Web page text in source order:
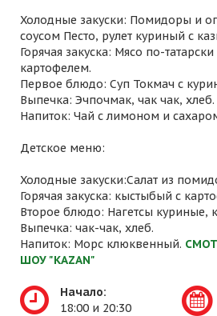
Холодные закуски: Помидоры и
соусом Песто, рулет куриный с
Горячая закуска: Мясо по-
картофелем.
Первое блюдо: Суп Токмач с
Выпечка: Эчпочмак, чак чак, хлеб.
Напиток: Чай с лимоном и
Детское меню:
Холодные закуски:Салат из
Горячая закуска: кыстыбый с
Второе блюдо: Нагетсы куриные,
Выпечка: чак-чак, хлеб.
Напиток: Морс клюквенный.
ШОУ "KAZAN"
Начало:
18:00 и 20:30